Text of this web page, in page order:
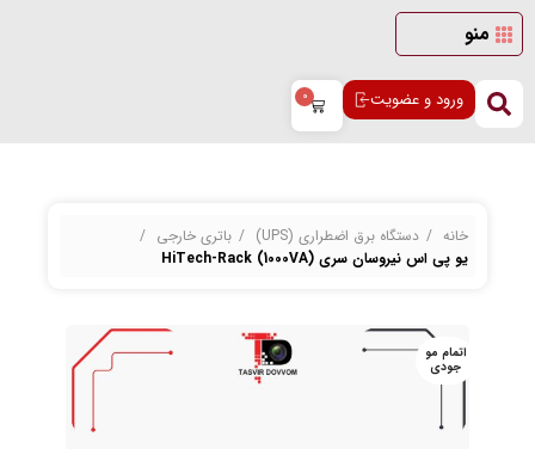
منو
0 ورود و عضویت
خانه دستگاه برق اضطراری (UPS)
باتری خارجی
یو پی اس نیروسان سری HiTech-Rack (1000VA)
اتمام مو
جودی
اتمام مو
جودی